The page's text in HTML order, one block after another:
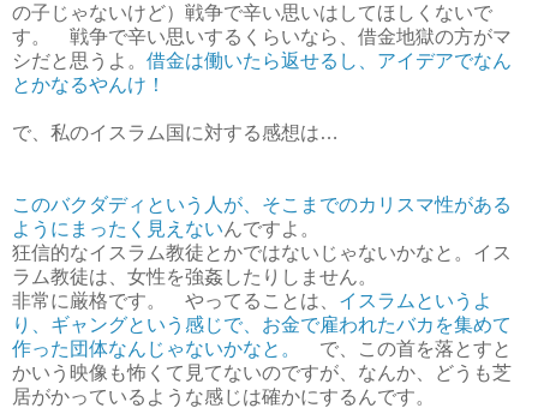
の子じゃないけど）戦争で辛い思いはしてほしくないで
す。 戦争で辛い思いするくらいなら、借金地獄の方がマ
シだと思うよ。 借金は働いたら返せるし、アイデアでなん
とかなるやんけ！
で、私のイスラム国に対する感想は…
このバクダディという人が、そこまでのカリスマ性がある
ようにまったく見えないんですよ。
狂信的なイスラム教徒とかではないじゃないかなと。イス
ラム教徒は、女性を強姦したりしません。
非常に厳格です。 やってることは、 イスラムというよ
り、ギャングという感じで、お金で雇われたバカを集めて
作った団体なんじゃないかなと。
で、この首を落とすと
かいう映像も怖くて見てないのですが、なんか、どうも芝
居がかっているような感じは確かにするんです。